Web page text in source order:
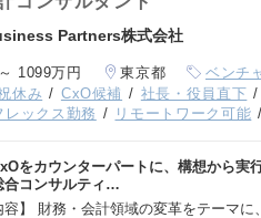
Partners株式会社
1099万円 東京都 ベンチ
休み CxO候補 社長・役員直下
レックス勤務 リモートワーク可能
をカウンターパートに、構想から実
合コンサルティ…
容】 財務・会計領域の変革をテーマ